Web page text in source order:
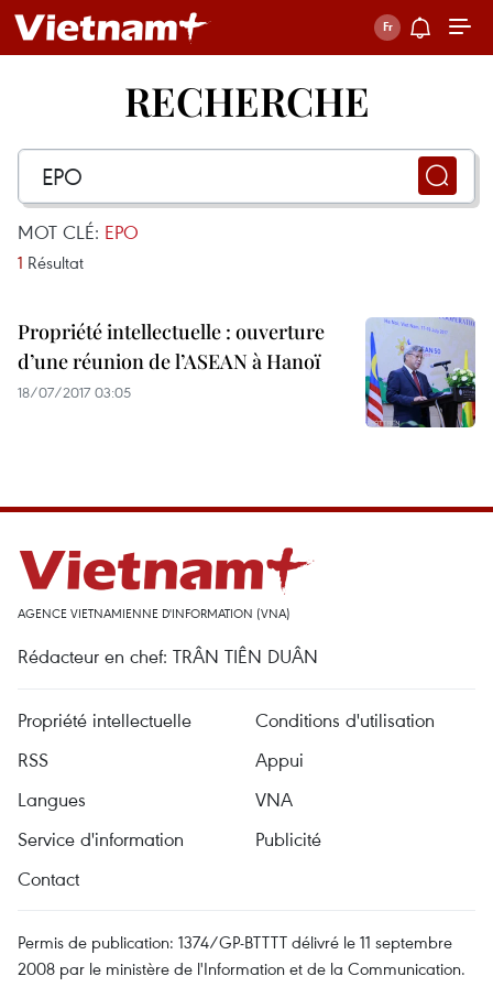
RECHERCHE
MOT CLÉ: EPO
1 Résultat
Propriété intellectuelle : ouverture
d’une réunion de l’ASEAN à Hanoï
18/07/2017 03:05
AGENCE VIETNAMIENNE D'INFORMATION (VNA)
Rédacteur en chef: TRÂN TIÊN DUÂN
Propriété intellectuelle
Conditions d'utilisation
RSS
Appui
Langues
VNA
Service d'information
Publicité
Contact
Permis de publication: 1374/GP-BTTTT délivré le 11 septembre
2008 par le ministère de l'Information et de la Communication.